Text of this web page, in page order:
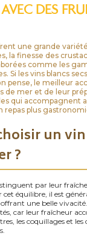
DES
une grande
la finesse des
comme les
Si les vins blancs
pense, le meilleur
de mer et de leur
qui accompagnent
repas plus
un vin
?
par leur
cet équilibre, il est
une belle vivacité.
car leur fraîcheur
les coquillages et les